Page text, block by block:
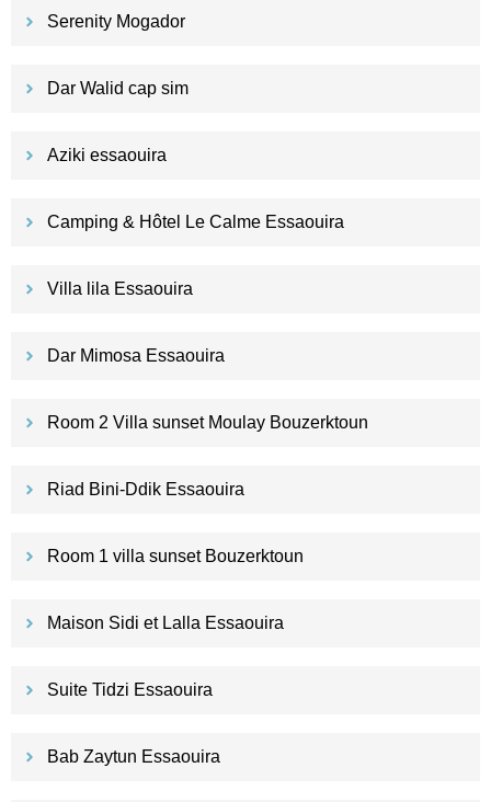
Serenity Mogador
Dar Walid cap sim
Aziki essaouira
Camping & Hôtel Le Calme Essaouira
Villa lila Essaouira
Dar Mimosa Essaouira
Room 2 Villa sunset Moulay Bouzerktoun
Riad Bini-Ddik Essaouira
Room 1 villa sunset Bouzerktoun
Maison Sidi et Lalla Essaouira
Suite Tidzi Essaouira
Bab Zaytun Essaouira